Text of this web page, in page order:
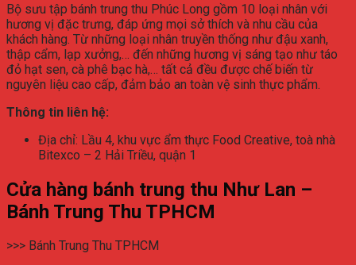
Bộ sưu tập bánh trung thu Phúc Long gồm 10 loại nhân với
hương vị đặc trưng, đáp ứng mọi sở thích và nhu cầu của
khách hàng. Từ những loại nhân truyền thống như đậu xanh,
thập cẩm, lạp xưởng,… đến những hương vị sáng tạo như táo
đỏ hạt sen, cà phê bạc hà,… tất cả đều được chế biến từ
nguyên liệu cao cấp, đảm bảo an toàn vệ sinh thực phẩm.
Thông tin liên hệ:
Địa chỉ: Lầu 4, khu vực ẩm thực Food Creative, toà nhà
Bitexco – 2 Hải Triều, quận 1
Cửa hàng bánh trung thu Như Lan –
Bánh Trung Thu TPHCM
>>> Bánh Trung Thu TPHCM